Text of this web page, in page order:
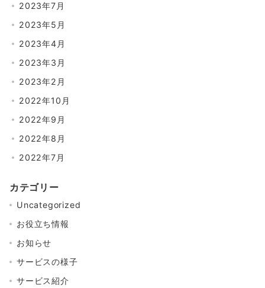
2023年7月
2023年5月
2023年4月
2023年3月
2023年2月
2022年10月
2022年9月
2022年8月
2022年7月
カテゴリー
Uncategorized
お役立ち情報
お知らせ
サービスの様子
サービス紹介